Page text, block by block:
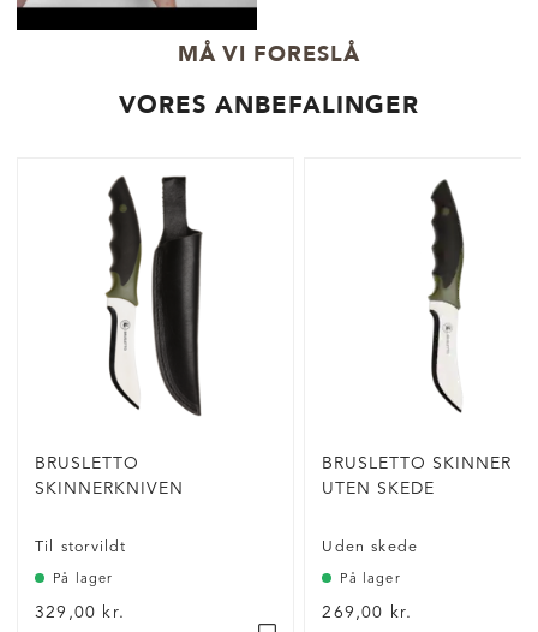
MÅ VI FORESLÅ
VORES ANBEFALINGER
BRUSLETTO
SKINNERKNIVEN
Til storvildt
På lager
329,00 kr.
BRUSLETTO SKINNER
UTEN SKEDE
Uden skede
På lager
269,00 kr.